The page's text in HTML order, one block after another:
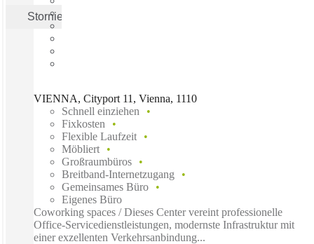
Stornieren
VIENNA, Cityport 11, Vienna, 1110
Schnell einziehen
Fixkosten
Flexible Laufzeit
Möbliert
Großraumbüros
Breitband-Internetzugang
Gemeinsames Büro
Eigenes Büro
Coworking spaces / Dieses Center vereint professionelle
Office-Servicedienstleistungen, modernste Infrastruktur mit
einer exzellenten Verkehrsanbindung...